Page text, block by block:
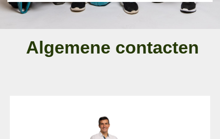
Algemene contacten